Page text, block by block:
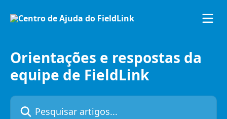
Orientações e respostas da
equipe de FieldLink
Pesquisar artigos...